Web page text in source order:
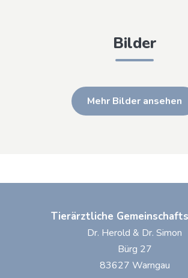
Bilder
Mehr Bilder ansehen
Tierärztliche
Dr. Herold & Dr. Simon
Bürg 27
83627 Warngau